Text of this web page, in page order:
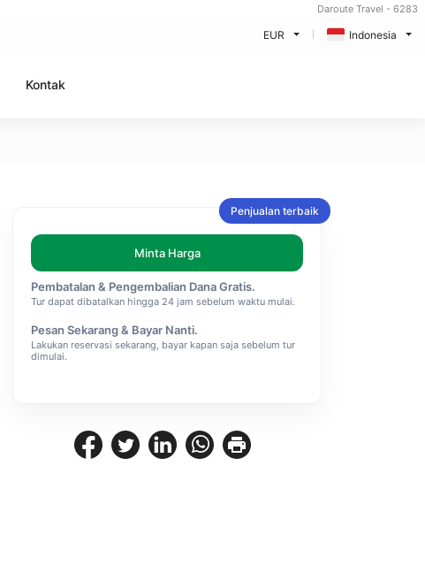
Daroute Travel - 6283
EUR Indonesia
Kontak
Penjualan terbaik
Minta Harga
Pembatalan & Pengembalian Dana Gratis.
Tur dapat dibatalkan hingga 24 jam sebelum waktu mulai.
Pesan Sekarang & Bayar Nanti.
Lakukan reservasi sekarang, bayar kapan saja sebelum tur
dimulai.